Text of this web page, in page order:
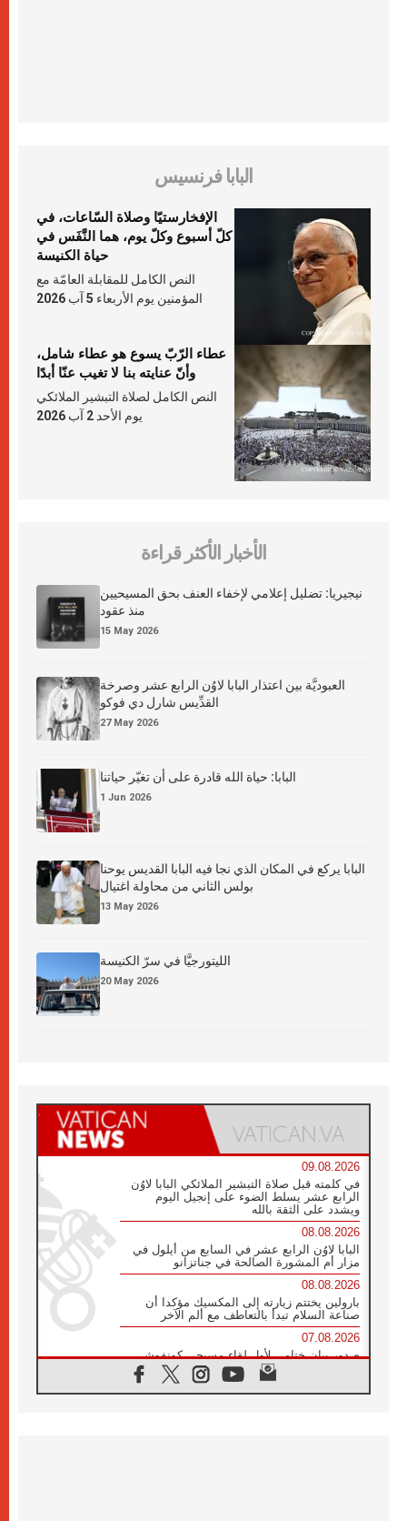
البابا فرنسيس
الإفخارستيّا وصلاة السّاعات، في
كلّ أسبوع وكلّ يوم، هما النَّفَس في
حياة الكنيسة
النص الكامل للمقابلة العامّة مع
المؤمنين يوم الأربعاء 5 آب 2026
عطاء الرّبّ يسوع هو عطاء شامل،
وأنّ عنايته بنا لا تغيب عنّا أبدًا
النص الكامل لصلاة التبشير الملائكي
يوم الأحد 2 آب 2026
الأخبار الأكثر قراءة
نيجيريا: تضليل إعلامي لإخفاء العنف بحق المسيحيين
منذ عقود
15 May 2026
العبوديَّة بين اعتذار البابا لاوُن الرابع عشر وصرخة
القدِّيس شارل دي فوكو
27 May 2026
البابا: حياة الله قادرة على أن تغيّر حياتنا
1 Jun 2026
البابا يركع في المكان الذي نجا فيه البابا القديس يوحنا
بولس الثاني من محاولة اغتيال
13 May 2026
الليتورجيَّا في سرّ الكنيسة
20 May 2026
09.08.2026
في كلمته قبل صلاة التبشير الملائكي البابا لاوُن
الرابع عشر يسلط الضوء على إنجيل اليوم
ويشدد على الثقة بالله
08.08.2026
البابا لاوُن الرابع عشر في السابع من أيلول في
مزار أم المشورة الصالحة في جناتزانو
08.08.2026
بارولين يختتم زيارته إلى المكسيك مؤكدا أن
صناعة السلام تبدأ بالتعاطف مع ألم الآخر
07.08.2026
صدور بيان ختامي لأول لقاء مسيحي كونفوشي
بمشاركة الدائرة الفاتيكانية للحوار بين الأديان
07.08.2026